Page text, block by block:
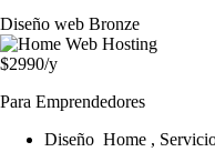
Diseño web Bronze
$2990/y
Para Emprendedores
Diseño Home ,